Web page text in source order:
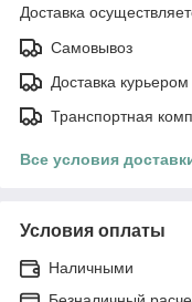
Доставка
Самовывоз
Доставка курьером
Транспортная
Все условия
Условия оплаты
Наличными